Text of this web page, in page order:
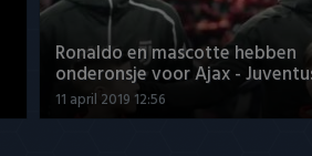
Ronaldo en mascotte hebben
onderonsje voor Ajax -
11 april 2019 12:56